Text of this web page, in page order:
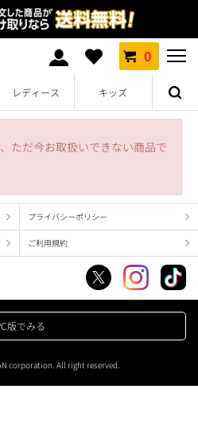
0
レディース キッズ
ただ今お取扱いできない商品で
プライバシーポリシー
ご利用規約
版でみる
corporation. All right reserved.